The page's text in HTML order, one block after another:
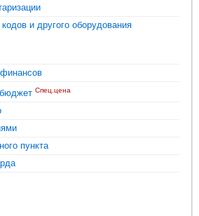
и другого оборудования
Спец.цена
пункта